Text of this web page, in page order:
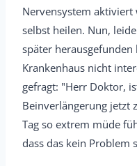
Nervensystem
selbst heilen. Nun,
später
Krankenhaus nicht
gefragt: "Herr Doktor,
Beinverlängerung jetzt
Tag so extrem müde
dass das kein Problem